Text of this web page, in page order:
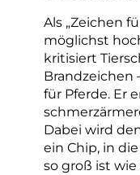
Als „Zeichen
möglichst
kritisiert
Brandzeichen
für Pferde. Er
Dabei wird
ein Chip, in
so groß ist